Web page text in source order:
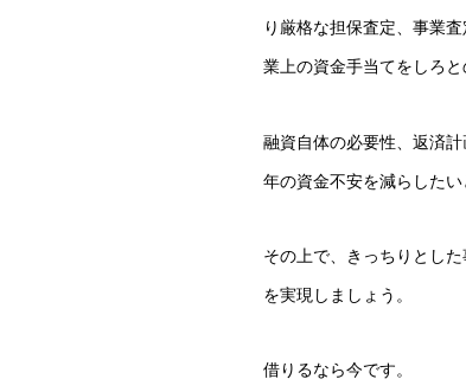
り厳格な担保査定、事業
業上の資金手当てをしろ
融資自体の必要性、返済
年の資金不安を減らした
その上で、きっちりとし
を実現しましょう。
借りるなら今です。